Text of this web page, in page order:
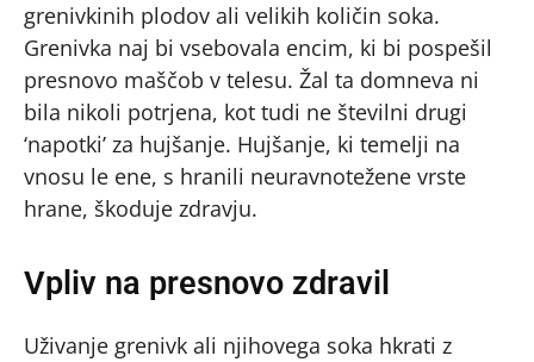
grenivkinih plodov ali velikih količin soka.
Grenivka naj bi vsebovala encim, ki bi pospešil
presnovo maščob v telesu. Žal ta domneva ni
bila nikoli potrjena, kot tudi ne številni drugi
‘napotki’ za hujšanje. Hujšanje, ki temelji na
vnosu le ene, s hranili neuravnotežene vrste
hrane, škoduje zdravju.
Vpliv na presnovo zdravil
Uživanje grenivk ali njihovega soka hkrati z